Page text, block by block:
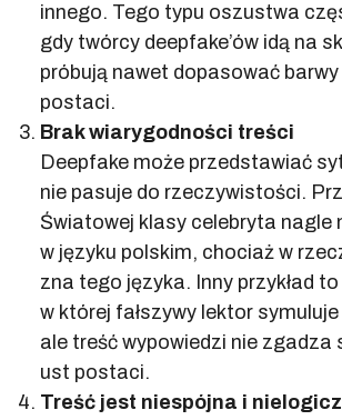
innego. Tego typu oszustwa
gdy twórcy deepfake’ów idą na
próbują nawet dopasować barwy
postaci.
Brak wiarygodności treści
Deepfake może przedstawiać
nie pasuje do rzeczywistości.
Światowej klasy celebryta nagle
w języku polskim, chociaż w
zna tego języka. Inny przykład
w której fałszywy lektor
ale treść wypowiedzi nie zgadza
ust postaci.
Treść jest niespójna i